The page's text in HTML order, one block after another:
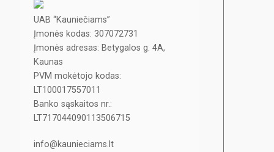
UAB “Kauniečiams”
Įmonės kodas: 307072731
Įmonės adresas: Betygalos g. 4A,
Kaunas
PVM mokėtojo kodas:
LT100017557011
Banko sąskaitos nr.:
LT717044090113506715
info@kaunieciams.lt